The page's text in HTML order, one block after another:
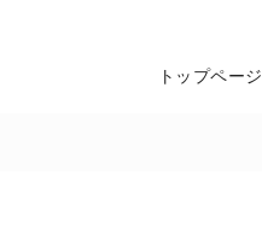
トップページ